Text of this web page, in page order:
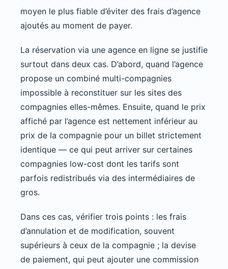
moyen le plus fiable d’éviter des frais d’agence
ajoutés au moment de payer.
La réservation via une agence en ligne se justifie
surtout dans deux cas. D’abord, quand l’agence
propose un combiné multi-compagnies
impossible à reconstituer sur les sites des
compagnies elles-mêmes. Ensuite, quand le prix
affiché par l’agence est nettement inférieur au
prix de la compagnie pour un billet strictement
identique — ce qui peut arriver sur certaines
compagnies low-cost dont les tarifs sont
parfois redistribués via des intermédiaires de
gros.
Dans ces cas, vérifier trois points : les frais
d’annulation et de modification, souvent
supérieurs à ceux de la compagnie ; la devise
de paiement, qui peut ajouter une commission